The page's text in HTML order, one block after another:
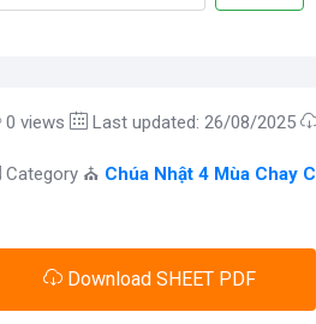
0 views Last updated: 26/08/2025
Category ⛪ Chúa Nhật 4 Mùa Chay C
Download SHEET PDF